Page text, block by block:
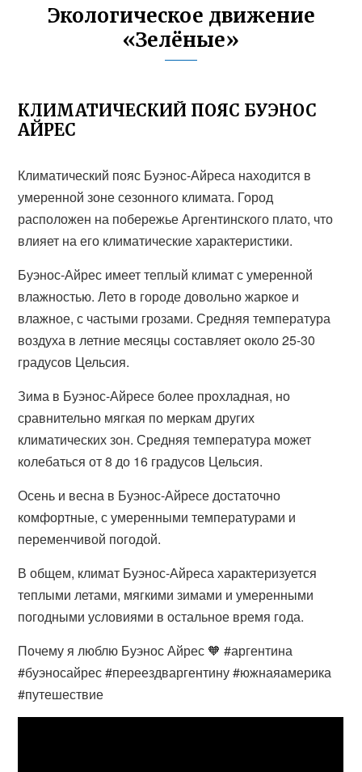
Экологическое движение
«Зелёные»
КЛИМАТИЧЕСКИЙ ПОЯС БУЭНОС
АЙРЕС
Климатический пояс Буэнос-Айреса находится в
умеренной зоне сезонного климата. Город
расположен на побережье Аргентинского плато, что
влияет на его климатические характеристики.
Буэнос-Айрес имеет теплый климат с умеренной
влажностью. Лето в городе довольно жаркое и
влажное, с частыми грозами. Средняя температура
воздуха в летние месяцы составляет около 25-30
градусов Цельсия.
Зима в Буэнос-Айресе более прохладная, но
сравнительно мягкая по меркам других
климатических зон. Средняя температура может
колебаться от 8 до 16 градусов Цельсия.
Осень и весна в Буэнос-Айресе достаточно
комфортные, с умеренными температурами и
переменчивой погодой.
В общем, климат Буэнос-Айреса характеризуется
теплыми летами, мягкими зимами и умеренными
погодными условиями в остальное время года.
Почему я люблю Буэнос Айрес 🧡 #аргентина
#буэносайрес #переездваргентину #южнаяамерика
#путешествие